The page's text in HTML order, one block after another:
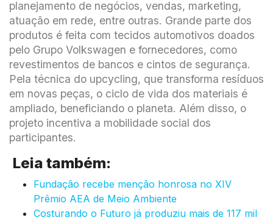
planejamento de negócios, vendas, marketing,
atuação em rede, entre outras. Grande parte dos
produtos é feita com tecidos automotivos doados
pelo Grupo Volkswagen e fornecedores, como
revestimentos de bancos e cintos de segurança.
Pela técnica do upcycling, que transforma resíduos
em novas peças, o ciclo de vida dos materiais é
ampliado, beneficiando o planeta. Além disso, o
projeto incentiva a mobilidade social dos
participantes.
Leia também:
Fundação recebe menção honrosa no XIV
Prêmio AEA de Meio Ambiente
Costurando o Futuro já produziu mais de 117 mil